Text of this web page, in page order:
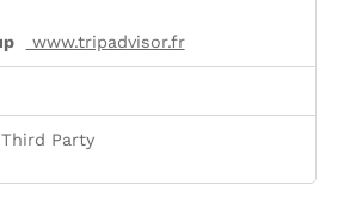
www.tripadvisor.fr
Third Party